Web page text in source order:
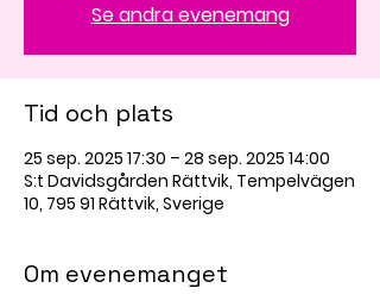
Se andra evenemang
Tid och plats
25 sep. 2025 17:30 – 28 sep. 2025 14:00
S:t Davidsgården Rättvik, Tempelvägen
10, 795 91 Rättvik, Sverige
Om evenemanget